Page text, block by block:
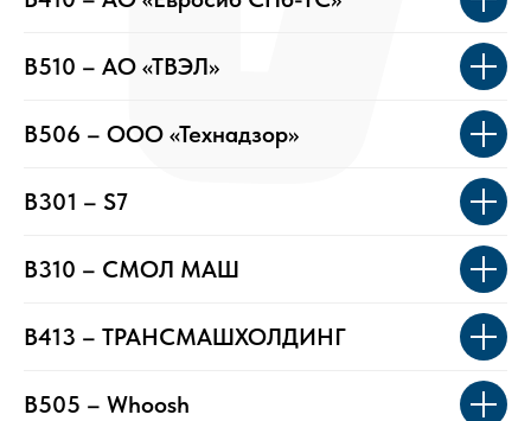
B510 – АО «ТВЭЛ»
B506 – ООО «Технадзор»
B301 – S7
B310 – СМОЛ МАШ
B413 – ТРАНСМАШХОЛДИНГ
B505 – Whoosh